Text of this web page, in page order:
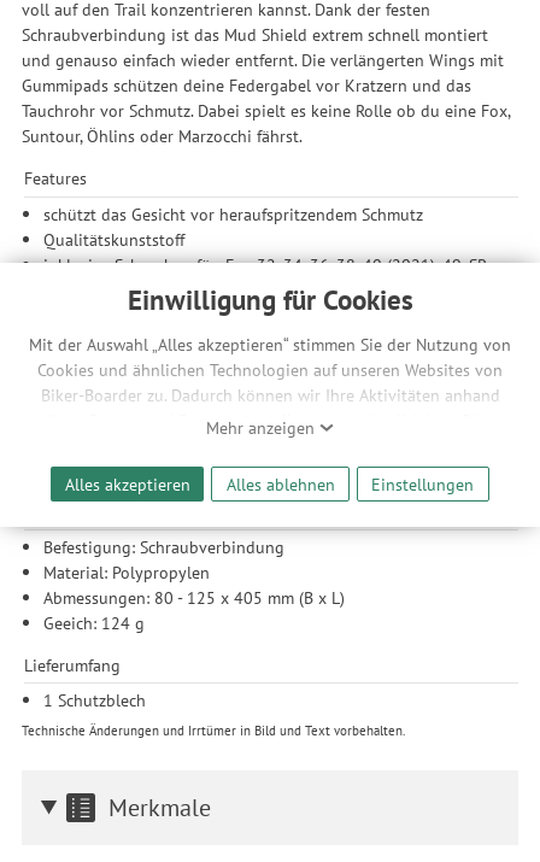
Einwilligung für Cookies
Mit der Auswahl „Alles akzeptieren“ stimmen Sie der Nutzung von
Cookies und ähnlichen Technologien auf unseren Websites von
Biker-Boarder zu. Dadurch können wir Ihre Aktivitäten anhand
Ihrer Geräte- und Browsereinstellungen nachvollziehen. Dies
Werbeanzeigen für Sie bereitzustellen sowie Funktionalitäten
unserer Website sicherzustellen und stetig zu verbessern. Dabei
werden Ihre Daten auch an Drittanbieter und Werbepartner
weitergegeben. Die Verarbeitung erfolgt ausschließlich zum
Zwecke der Einbindung von Streaming-Inhalten und der
Durchführung von statistischer Analyse, Reichweitenmessungen,
Produktempfehlungen und nutzungsbasierter Werbung.
und der Speicherdauer finden Sie unter Einstellungen. Diese
Einwilligung ist freiwillig, für die Nutzung unserer Website nicht
erforderlich und gilt, bis sie widerrufen wird. Sie können Ihre
Mehr anzeigen
Alles akzeptieren Alles ablehnen Einstellungen
voll auf den Trail konzentrieren kannst. Dank der festen
Schraubverbindung ist das Mud Shield extrem schnell montiert
und genauso einfach wieder entfernt. Die verlängerten Wings mit
Gummipads schützen deine Federgabel vor Kratzern und das
Tauchrohr vor Schmutz. Dabei spielt es keine Rolle ob du eine Fox,
Suntour, Öhlins oder Marzocchi fährst.
Features
schützt das Gesicht vor heraufspritzendem Schmutz
Qualitätskunststoff
inklusive Schrauben für: Fox 32, 34, 36, 38, 40 (2021), 49, SR
Suntour, Öhlins und Marzocchi Gabeln mit Fox Chassis
Federgabelkratzschutz
integrierter Federgabelspritzschutz
optimierte Anpassung für höchste Stabilität
Kompatibilität
maximale Reifenbreite bis 2.6 Zoll
Befestigung: Schraubverbindung
Material: Polypropylen
Abmessungen: 80 - 125 x 405 mm (B x L)
Geeich: 124 g
Lieferumfang
1 Schutzblech
Technische Änderungen und Irrtümer in Bild und Text vorbehalten.
Merkmale